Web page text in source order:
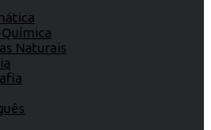
Naturais